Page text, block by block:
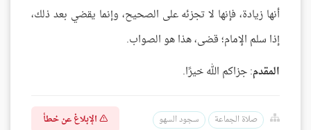
أنها زيادة، فإنها لا تجزئه على الصحيح، وإنما يقضي بعد ذلك،
إذا سلم الإمام؛ قضى، هذا هو الصواب.
المقدم: جزاكم الله خيرًا.
صلاة الجماعة سجود السهو الإبلاغ عن خطأ